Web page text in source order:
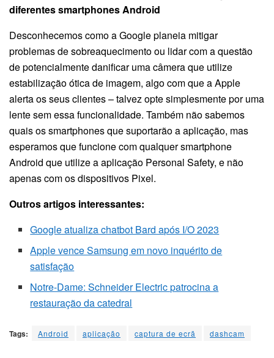
diferentes smartphones Android
Desconhecemos como a Google planeia mitigar
problemas de sobreaquecimento ou lidar com a questão
de potencialmente danificar uma câmera que utilize
estabilização ótica de imagem, algo com que a Apple
alerta os seus clientes – talvez opte simplesmente por uma
lente sem essa funcionalidade. Também não sabemos
quais os smartphones que suportarão a aplicação, mas
esperamos que funcione com qualquer smartphone
Android que utilize a aplicação Personal Safety, e não
apenas com os dispositivos Pixel.
Outros artigos interessantes:
Google atualiza chatbot Bard após I/O 2023
Apple vence Samsung em novo inquérito de
satisfação
Notre-Dame: Schneider Electric patrocina a
restauração da catedral
Tags: Android aplicação captura de ecrã dashcam